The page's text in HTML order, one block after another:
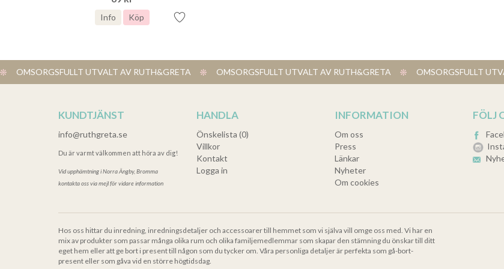
Info Köp
OMSORGSFULLT UTVALT AV RUTH&GRETA OMSORGSFULLT UTVALT AV RUTH&GRETA OMSORGSFULLT
KUNDTJÄNST
info@ruthgreta.se
Du är varmt välkommen att höra av dig!
Vid upphämtning iNorra Ängby, Bromma
kontakta oss via mejl för vidare information
HANDLA
Önskelista (0)
Villkor
Kontakt
Logga in
INFORMATION
Om oss
Press
Länkar
Nyheter
Om cookies
FÖLJ
Hos oss hittar du inredning, inredningsdetaljer och accessoarer till hemmet som vi själva vill omge oss med. Vi har en
mix av produkter som passar många olika rum och olika familjemedlemmar som skapar den stämning du önskar till ditt
eget hem eller att ge bort i present till någon som du tycker om. Våra personliga detaljer är perfekta som gå-bort-
present eller som gåva vid en större högtidsdag.